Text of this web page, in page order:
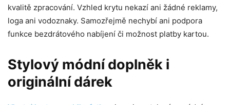
kvalitě zpracování. Vzhled krytu nekazí ani žádné reklamy,
loga ani vodoznaky. Samozřejmě nechybí ani podpora
funkce bezdrátového nabíjení či možnost platby kartou.
Stylový módní doplněk i
originální dárek